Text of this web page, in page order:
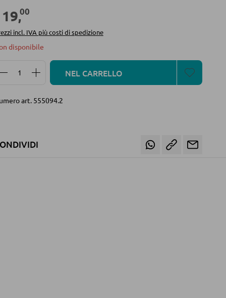
,00
incl. IVA più costi di spedizione
disponibile
Quantità del prodotto: inserisci la quantità
NEL CARRELLO
art. 555094.2